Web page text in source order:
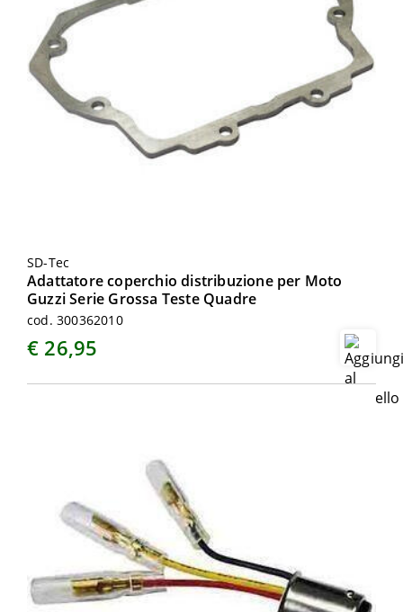
SD-Tec
Adattatore coperchio distribuzione per Moto
Guzzi Serie Grossa Teste Quadre
cod. 300362010
€ 26,95